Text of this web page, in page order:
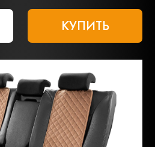
КУПИТЬ